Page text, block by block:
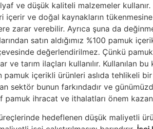
ve düşük kaliteli malzemeler kullanır.
içerir ve doğal kaynakların
zarar verebilir. Ayrıca şuna da
satın aldığımız %100 pamuk
değerlendirilmez. Çünkü
ve tarım ilaçları kullanılır. Kullanılan
pamuk içerikli ürünleri aslıda tehlikeli
sektör bunun farkındadır ve
ihracat ve ithalatları önem
hedeflenen düşük maliyetli